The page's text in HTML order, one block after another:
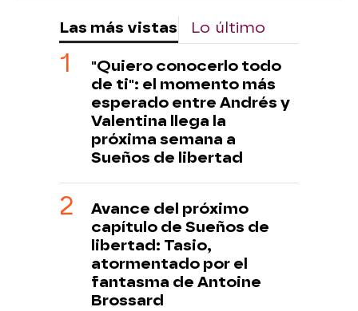
Las más vistas Lo último
"Quiero conocerlo todo
de ti": el momento más
esperado entre Andrés y
Valentina llega la
próxima semana a
Sueños de libertad
Avance del próximo
capítulo de Sueños de
libertad: Tasio,
atormentado por el
fantasma de Antoine
Brossard